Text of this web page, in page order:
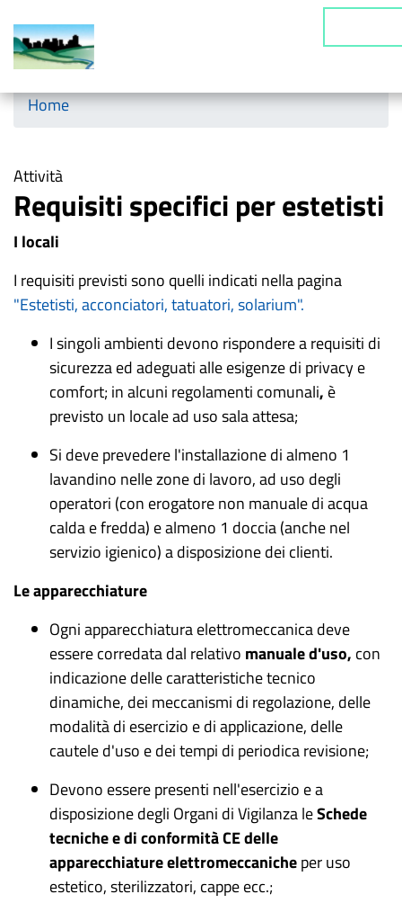
Horizontal menu
Home
Attività
Requisiti specifici per estetisti
I locali
I requisiti previsti sono quelli indicati nella pagina
"Estetisti, acconciatori, tatuatori, solarium".
I singoli ambienti devono rispondere a requisiti di
sicurezza ed adeguati alle esigenze di privacy e
comfort; in alcuni regolamenti comunali, è
previsto un locale ad uso sala attesa;
Si deve prevedere l'installazione di almeno 1
lavandino nelle zone di lavoro, ad uso degli
operatori (con erogatore non manuale di acqua
calda e fredda) e almeno 1 doccia (anche nel
servizio igienico) a disposizione dei clienti.
Le apparecchiature
Ogni apparecchiatura elettromeccanica deve
essere corredata dal relativo manuale d'uso, con
indicazione delle caratteristiche tecnico
dinamiche, dei meccanismi di regolazione, delle
modalità di esercizio e di applicazione, delle
cautele d'uso e dei tempi di periodica revisione;
Devono essere presenti nell'esercizio e a
disposizione degli Organi di Vigilanza leSchede
tecniche e di conformità CE delle
apparecchiature elettromeccanicheper uso
estetico, sterilizzatori, cappe ecc.;